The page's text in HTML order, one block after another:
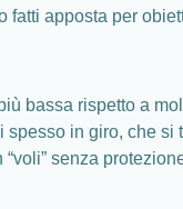
fatti apposta per
bassa rispetto a
in giro, che
senza